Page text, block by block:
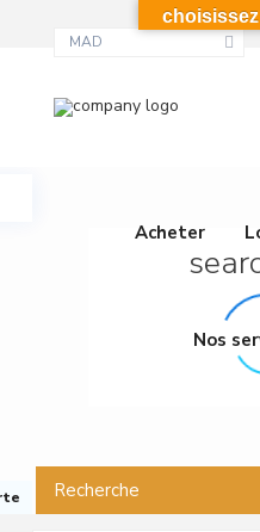
MAD
Acheter
Nos
Recherche